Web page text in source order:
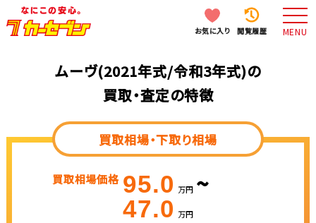
お気に入り 閲覧履歴 MENU
ムーヴ(2021年式/令和3年式)の
買取・査定の特徴
買取相場・下取り相場
買取相場価格 95.0 万円 ~
47.0 万円